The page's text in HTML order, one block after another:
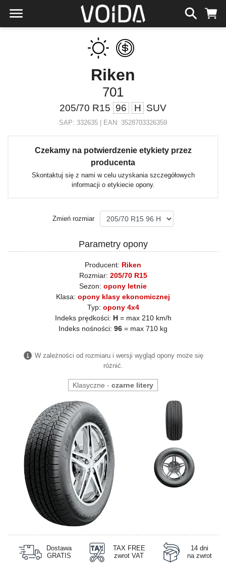
Riken
701
205/70 R15 96 H SUV
SAP: 332635 | EAN: 3528703326359
Czekamy na potwierdzenie etykiety przez
producenta
Skontaktuj się z nami w celu uzyskania szczegółowych
informacji o etykiecie opony.
Zmień rozmiar
Parametry opony
Producent: Riken
Rozmiar: 205/70 R15
Sezon: opony letnie
Klasa: opony klasy ekonomicznej
Typ: opony 4x4
Indeks prędkości: H= max 210 km/h
Indeks nośności: 96 = max 710 kg
W zależności od rozmiaru i wersji wygląd opony może się
różnić.
Klasyczne - czarne litery
Dostawa
GRATIS
TAX FREE
zwrot VAT
14 dni
na zwrot